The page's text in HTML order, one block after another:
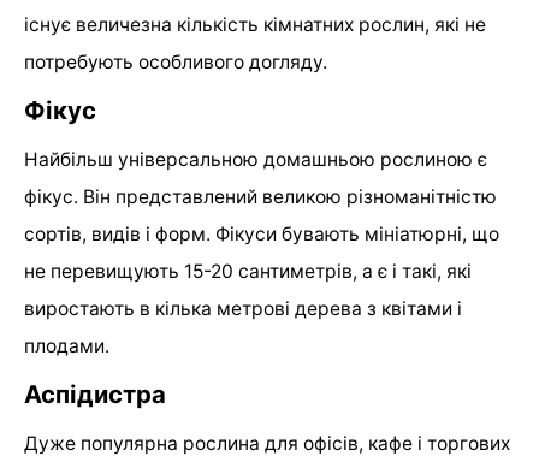
існує величезна кількість кімнатних рослин, які не
потребують особливого догляду.
Фікус
Найбільш універсальною домашньою рослиною є
фікус. Він представлений великою різноманітністю
сортів, видів і форм. Фікуси бувають мініатюрні, що
не перевищують 15-20 сантиметрів, а є і такі, які
виростають в кілька метрові дерева з квітами і
плодами.
Аспідистра
Дуже популярна рослина для офісів, кафе і торгових